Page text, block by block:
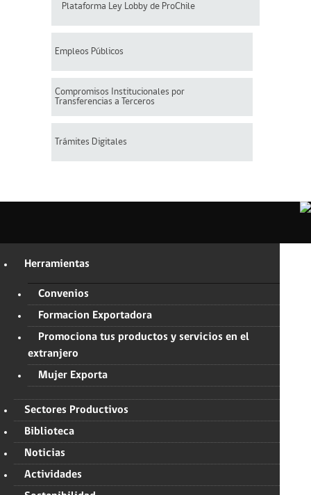
Plataforma Ley Lobby de ProChile
Empleos Públicos
Compromisos Institucionales por
Transferencias a Terceros
Trámites Digitales
Herramientas
Convenios
Formacion Exportadora
Promociona tus productos y servicios en el
extranjero
Mujer Exporta
Sectores Productivos
Biblioteca
Noticias
Actividades